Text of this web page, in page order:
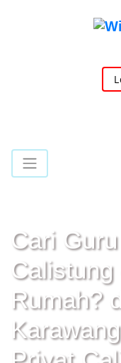
Cari
Rumah?